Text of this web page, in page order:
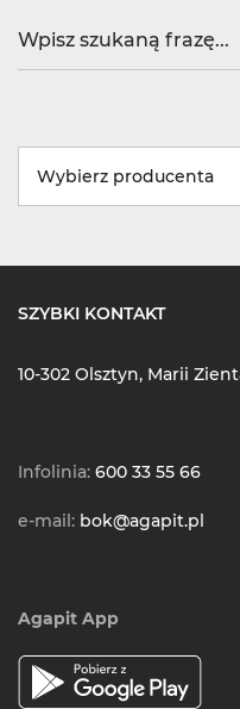
Wybierz producenta
SZYBKI KONTAKT
10-302 Olsztyn, Marii
Infolinia: 600 33 55 66
e-mail: bok@agapit.pl
Agapit App